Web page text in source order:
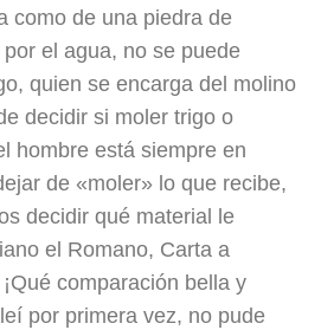
como de una piedra de
el agua, no se puede
quien se encarga del molino
decidir si moler trigo o
hombre está siempre en
de «moler» lo que recibe,
decidir qué material le
el Romano, Carta a
comparación bella y
por primera vez, no pude